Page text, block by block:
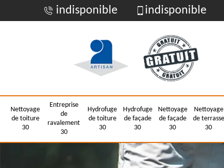
indisponible indisponible
Nettoyage
de toiture
30
Entreprise
de
ravalement
30
Hydrofuge
de toiture
30
Hydrofuge
de façade
30
Nettoyage
de façade
30
Nettoyage
de terrasse
30